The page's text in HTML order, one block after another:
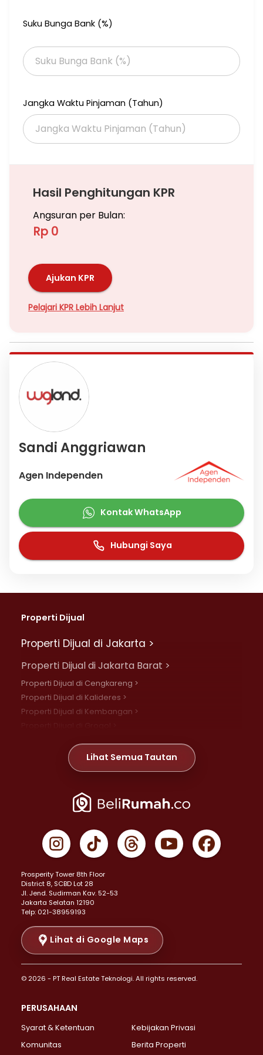
Suku Bunga Bank (%)
Jangka Waktu Pinjaman (Tahun)
Hasil Penghitungan KPR
Angsuran per Bulan:
Rp 0
Ajukan KPR
Pelajari KPR Lebih Lanjut
Sandi Anggriawan
Agen Independen
Kontak WhatsApp
Hubungi Saya
Properti Dijual
Properti Dijual di Jakarta >
Properti Dijual di Jakarta Barat >
Properti Dijual di Cengkareng >
Properti Dijual di Kalideres >
Properti Dijual di Kembangan >
Properti Dijual di Meruya >
Properti Dijual di Jelambar >
Properti Dijual di Jakarta Pusat >
Properti Dijual di Gambir >
Properti Dijual di Johar Baru >
Properti Dijual di Menteng >
Properti Dijual di Senen >
Properti Dijual di Tanah Abang >
Properti Dijual di Cikini >
Properti Dijual di Kramat >
Properti Dijual di Pasar Baru >
Properti Dijual di Bendungan Hilir >
Properti Dijual di Jakarta Selatan >
Properti Dijual di Lebak Bulus >
Properti Dijual di Gandaria Selatan >
Properti Dijual di Pondok Labu >
Lihat Semua Tautan
Prosperity Tower 8th Floor
District 8, SCBD Lot 28
JI. Jend. Sudirman Kav. 52-53
Jakarta Selatan 12190
Telp: 021-38959193
Lihat di Google Maps
© 2026 - PT Real Estate Teknologi. All rights reserved.
PERUSAHAAN
Syarat & Ketentuan
Kebijakan Privasi
Komunitas
Berita Properti